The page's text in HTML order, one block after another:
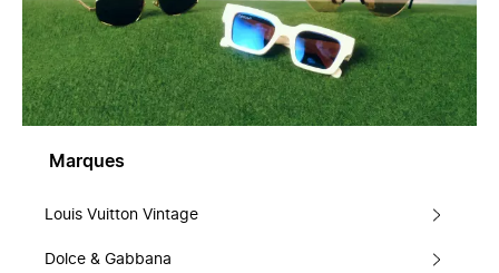
Marques
Louis Vuitton Vintage
Dolce & Gabbana